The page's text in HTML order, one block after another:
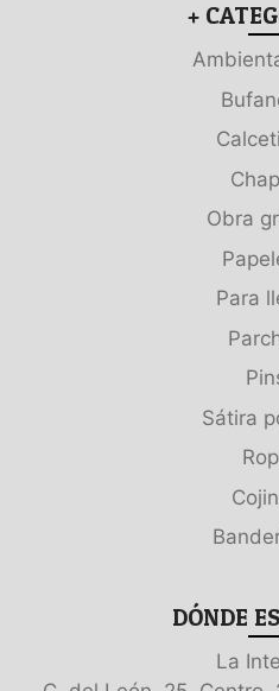
+
Obra
Para
Sátira
DÓNDE
La